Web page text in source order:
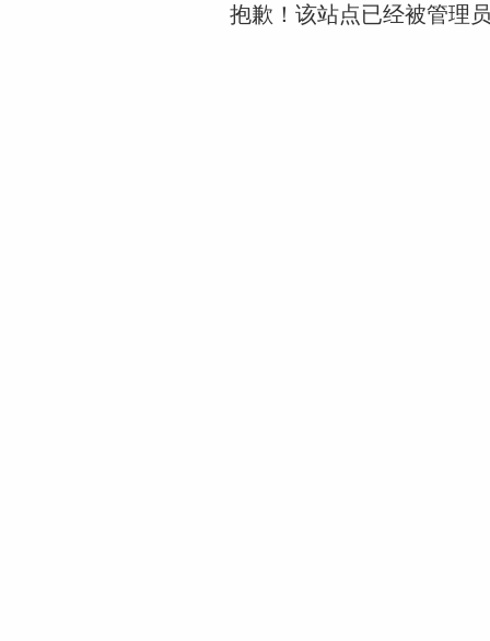
抱歉！该站点已经被管理